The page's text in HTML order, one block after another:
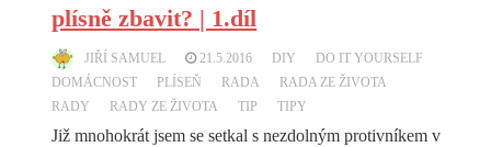
plísně zbavit? | 1.díl
JIŘÍ SAMUEL 21.5.2016 DIY
DO IT YOURSELF
DOMÁCNOST
PLÍSEŇ RADA
RADA ZE ŽIVOTA
RADY
RADY ZE ŽIVOTA TIP TIPY
Již mnohokrát jsem se setkal s nezdolným protivníkem v